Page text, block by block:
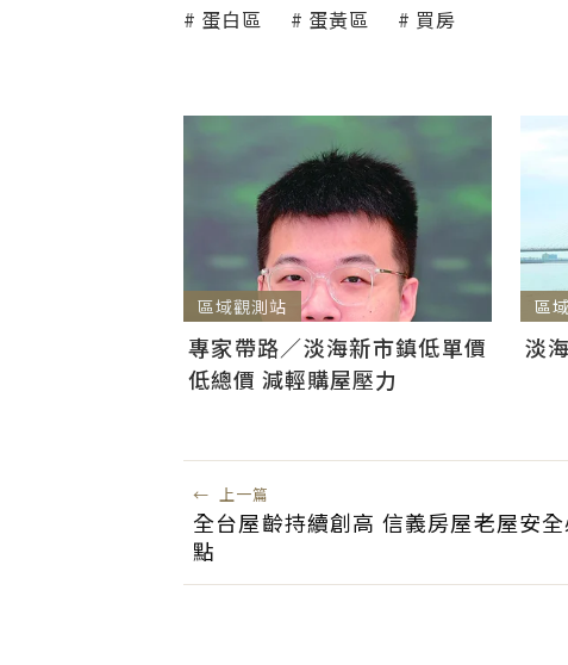
蛋白區 蛋黃區 買房
區域觀測站
專家帶路／淡海新市鎮低單價
低總價 減輕購屋壓力
區
淡
← 上一篇
全台屋齡持續創高 信義房屋老屋安
點